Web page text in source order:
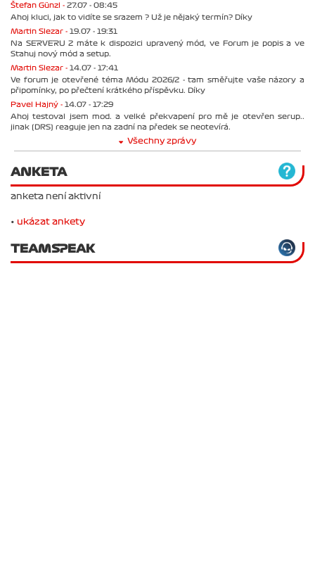
Štefan Günzl - 27.07 - 08:45
Ahoj kluci, jak to vidíte se srazem ? Už je nějaký termín? Díky
Martin Slezar - 19.07 - 19:31
Na SERVERU 2 máte k dispozici upravený mód, ve Forum je popis a ve
Stahuj nový mód a setup.
Martin Slezar - 14.07 - 17:41
Ve forum je otevřené téma Módu 2026/2 - tam směřujte vaše názory a
připomínky, po přečtení krátkého příspěvku. Díky
Pavel Hajný - 14.07 - 17:29
Ahoj testoval jsem mod. a velké překvapení pro mě je otevřen serup..
jinak (DRS) reaguje jen na zadní na předek se neotevírá.
Všechny zprávy
ANKETA
anketa není aktivní
• ukázat ankety
TEAMSPEAK